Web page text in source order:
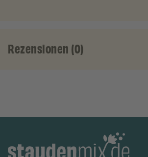
Rezensionen (0)